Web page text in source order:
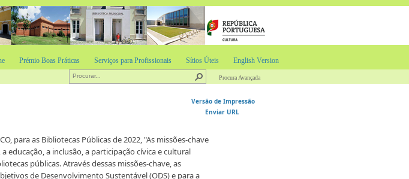
Prémio Boas Práticas Serviços para Profissionais Sítios Úteis English Version
Procura Avançada
para as Bibliotecas Públicas de 2022, "As missões-chave
educação, a inclusão, a participação cívica e cultural
públicas. Através dessas missões-chave, as
de Desenvolvimento Sustentável (ODS) e para a
Versão de Impressão
Enviar URL